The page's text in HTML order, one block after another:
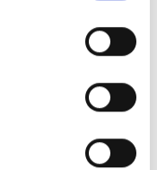
Pro/15 Pro Max
79 kr.